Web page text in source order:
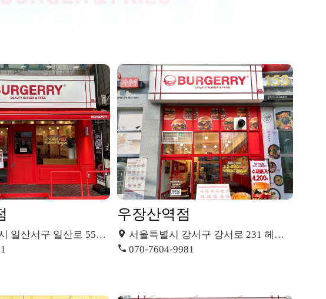
일산로 558 서울프라자 1층 (일산동)
우장산역점
서울특별시 강서구 강서로 231 헤링턴타워 108호 (화곡동)
070-7604-9981